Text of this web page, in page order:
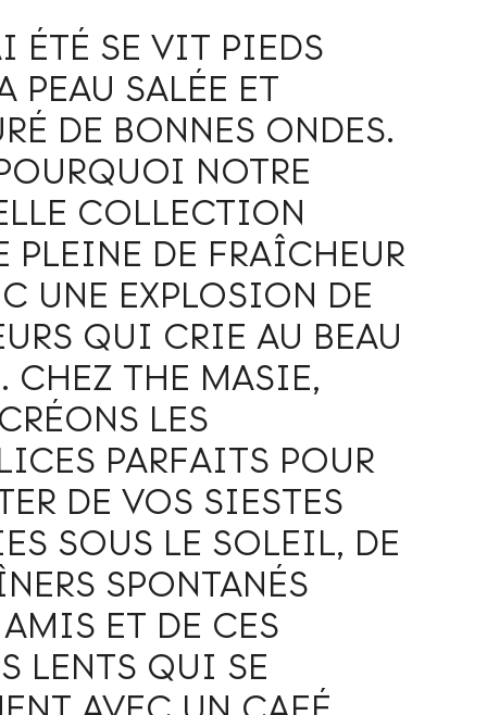
ÉTÉ SE VIT PIEDS
PEAU SALÉE ET
DE BONNES ONDES.
NOTRE
COLLECTION
PLEINE DE FRAÎCHEUR
UNE EXPLOSION DE
QUI CRIE AU BEAU
CHEZ THE MASIE,
LES
PARFAITS POUR
DE VOS SIESTES
SOUS LE SOLEIL, DE
SPONTANÉS
ET DE CES
LENTS QUI SE